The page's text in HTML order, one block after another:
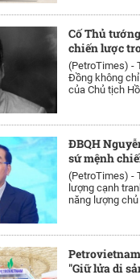
Cố Thủ
chiến lược
(PetroTimes) -
Đồng không
của Chủ tịch
ĐBQH
sứ mệnh
(PetroTimes) -
lượng cạnh
năng lượng
"Giữ lửa di